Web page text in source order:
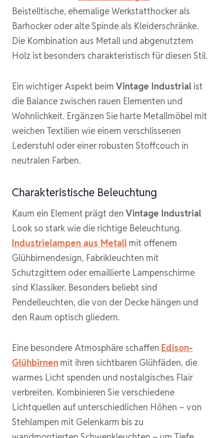
Beistelltische, ehemalige Werkstatthocker als
Barhocker oder alte Spinde als Kleiderschränke.
Die Kombination aus Metall und abgenutztem
Holz ist besonders charakteristisch für diesen Stil.
Ein wichtiger Aspekt beim Vintage Industrial ist
die Balance zwischen rauen Elementen und
Wohnlichkeit. Ergänzen Sie harte Metallmöbel mit
weichen Textilien wie einem verschlissenen
Lederstuhl oder einer robusten Stoffcouch in
neutralen Farben.
Charakteristische Beleuchtung
Kaum ein Element prägt den Vintage Industrial
Look so stark wie die richtige Beleuchtung.
Industrielampen aus Metall mit offenem
Glühbirnendesign, Fabrikleuchten mit
Schutzgittern oder emaillierte Lampenschirme
sind Klassiker. Besonders beliebt sind
Pendelleuchten, die von der Decke hängen und
den Raum optisch gliedern.
Eine besondere Atmosphäre schaffen Edison-
Glühbirnen mit ihren sichtbaren Glühfäden, die
warmes Licht spenden und nostalgisches Flair
verbreiten. Kombinieren Sie verschiedene
Lichtquellen auf unterschiedlichen Höhen – von
Stehlampen mit Gelenkarm bis zu